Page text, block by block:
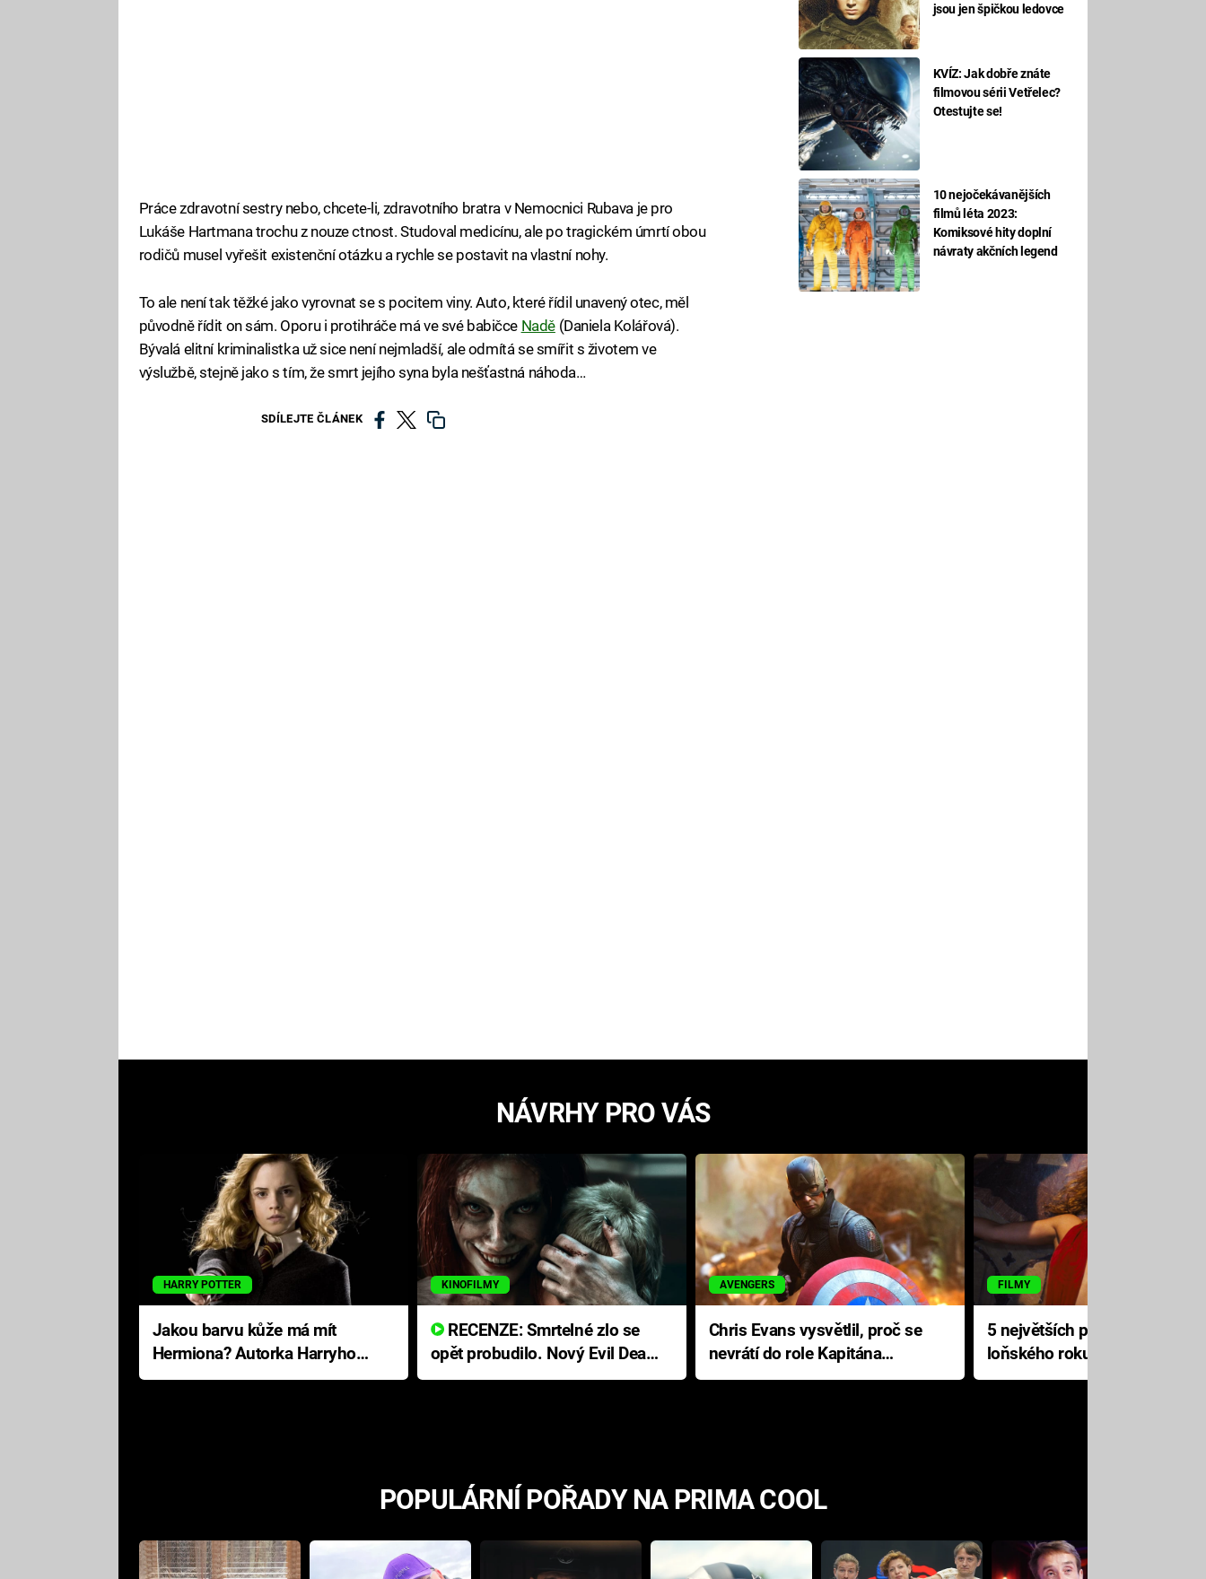
jsou jen špičkou ledovce
KVÍZ: Jak dobře znáte
filmovou sérii Vetřelec?
Otestujte se!
10 nejočekávanějších
filmů léta 2023:
Komiksové hity doplní
návraty akčních legend
Práce zdravotní sestry nebo, chcete-li, zdravotního bratra v Nemocnici Rubava je pro
Lukáše Hartmana trochu z nouze ctnost. Studoval medicínu, ale po tragickém úmrtí obou
rodičů musel vyřešit existenční otázku a rychle se postavit na vlastní nohy.
To ale není tak těžké jako vyrovnat se s pocitem viny. Auto, které řídil unavený otec, měl
původně řídit on sám. Oporu i protihráče má ve své babičce Nadě(Daniela Kolářová).
Bývalá elitní kriminalistka už sice není nejmladší, ale odmítá se smířit s životem ve
výslužbě, stejně jako s tím, že smrt jejího syna byla nešťastná náhoda…
SDÍLEJTE ČLÁNEK
NÁVRHY PRO VÁS
HARRY POTTER
Jakou barvu kůže má mít
Hermiona? Autorka Harryho
Pottera přišla s ráznou
KINOFILMY
RECENZE: Smrtelné zlo se
opět probudilo. Nový Evil Dead
přichází s neodolatelnou
AVENGERS
Chris Evans vysvětlil, proč se
nevrátí do role Kapitána
Ameriky
FILMY
5 největších propadáků
loňského roku: Disney na
jediné katastrofě prodělal 200
POPULÁRNÍ POŘADY NA PRIMA COOL